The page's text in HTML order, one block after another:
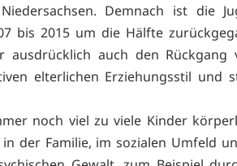
Demnach ist die
bis 2015 um die Hälfte
ausdrücklich auch den
elterlichen Erziehungsstil und
noch viel zu viele Kinder
der Familie, im sozialen Umfeld